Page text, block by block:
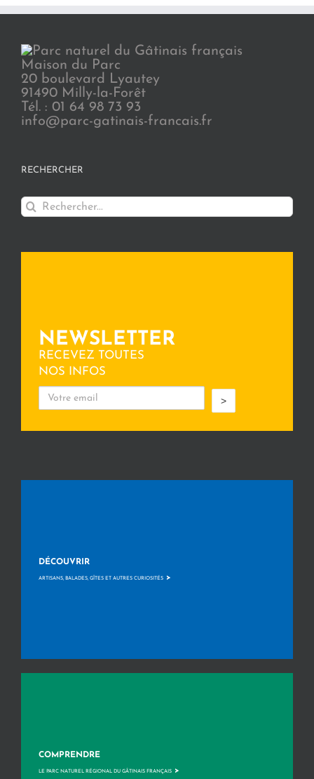
Maison du Parc
20 boulevard Lyautey
91490 Milly-la-Forêt
Tél. : 01 64 98 73 93
info@parc-gatinais-francais.fr
RECHERCHER
Rechercher:
NEWSLETTER
RECEVEZ TOUTES
NOS INFOS
>
DÉCOUVRIR
ARTISANS, BALADES, GÎTES ET AUTRES CURIOSITÉS >
COMPRENDRE
LE PARC NATUREL RÉGIONAL DU GÂTINAIS FRANÇAIS >